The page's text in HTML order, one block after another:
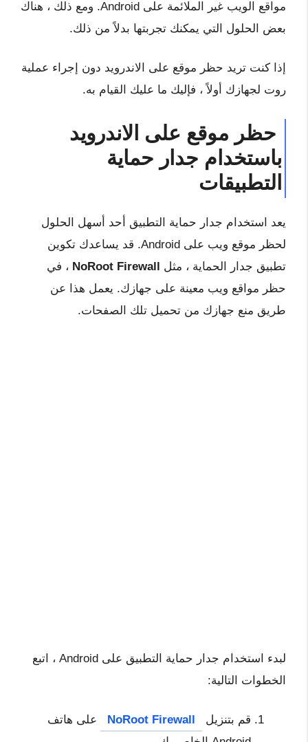
مواقع الويب غير الملائمة على Android. ومع ذلك ، هناك
بعض الحلول التي يمكنك تجربتها بدلاً من ذلك.
إذا كنت تريد حظر موقع على الاندرويد دون إجراء عملية
روت لجهازك أولاً ، فإليك ما عليك القيام به.
حظر موقع على الاندرويد
باستخدام جدار حماية
التطبيقات
يعد استخدام جدار حماية التطبيق أحد أسهل الحلول
لحظر موقع ويب على Android. قد يساعدك تكوين
تطبيق جدار الحماية ، مثل
NoRoot Firewall ، في
حظر مواقع ويب معينة على جهازك. يعمل هذا عن
طريق منع جهازك من تحميل تلك الصفحات.
لبدء استخدام جدار حماية التطبيق على Android ، اتبع
الخطوات التالية:
قم بتنزيل NoRoot Firewall
على هاتف